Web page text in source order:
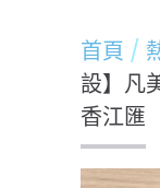
首頁
設】凡
香江匯